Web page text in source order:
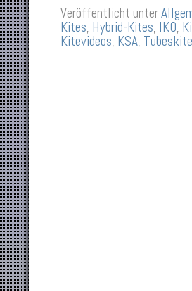
Veröffentlicht unter
Kites, Hybrid-Kites, IKO,
Kitevideos, KSA,